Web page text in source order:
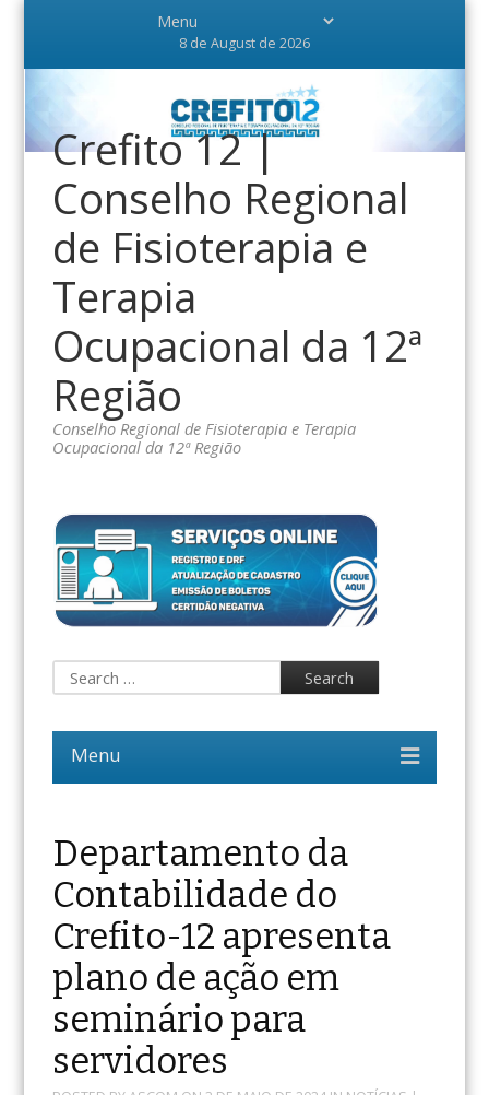
8 de August de 2026
Crefito 12 |
Conselho Regional
de Fisioterapia e
Terapia
Ocupacional da 12ª
Região
Conselho Regional de Fisioterapia e Terapia
Ocupacional da 12ª Região
Departamento da
Contabilidade do
Crefito-12 apresenta
plano de ação em
seminário para
servidores